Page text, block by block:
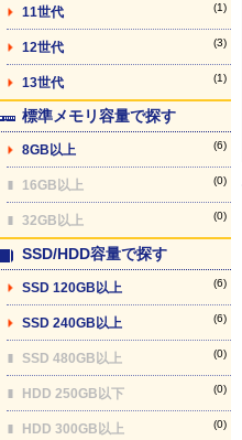
11世代 (1)
12世代 (3)
13世代 (1)
標準メモリ容量で探す
8GB以上 (6)
16GB以上 (0)
32GB以上 (0)
SSD/HDD容量で探す
SSD 120GB以上 (6)
SSD 240GB以上 (6)
SSD 480GB以上 (0)
HDD 250GB以下 (0)
HDD 300GB以上 (0)